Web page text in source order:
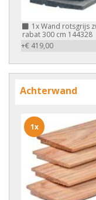
1xWand rotsgrijs
rabat 300 cm 144328
+€ 419,00
Achterwand
1x